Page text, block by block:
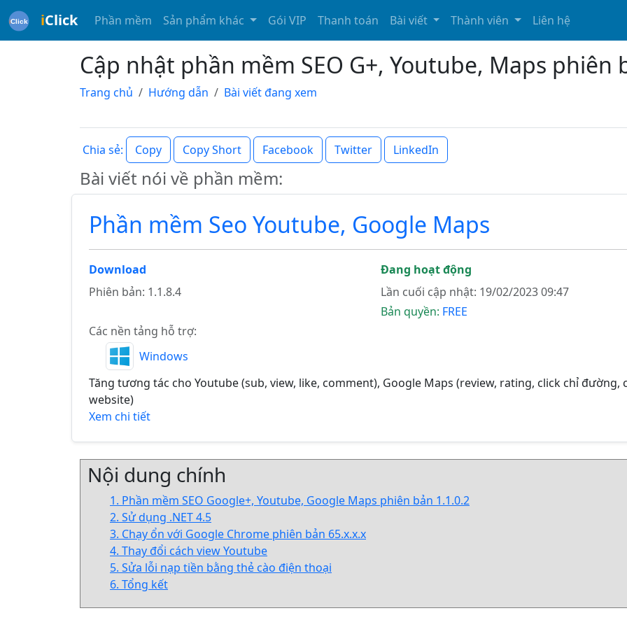
iClick Phần mềm Sản phẩm khác Gói VIP Thanh toán Bài viết Thành viên Liên hệ
Cập nhật phần mềm SEO G+, Youtube, Maps phiên
Trang chủ Hướng dẫn Bài viết đang xem
Chia sẻ: Copy Copy Short Facebook Twitter LinkedIn
Bài viết nói về phần mềm:
Phần mềm Seo Youtube, Google Maps
Download
Đang hoạt động
Phiên bản: 1.1.8.4
Lần cuối cập nhật: 19/02/2023 09:47
Bản quyền: FREE
Các nền tảng hỗ trợ:
Windows
Tăng tương tác cho Youtube (sub, view, like, comment), Google Maps (review, rating, click chỉ đường,
website)
Xem chi tiết
Nội dung chính
1. Phần mềm SEO Google+, Youtube, Google Maps phiên bản 1.1.0.2
2. Sử dụng .NET 4.5
3. Chạy ổn với Google Chrome phiên bản 65.x.x.x
4. Thay đổi cách view Youtube
5. Sửa lỗi nạp tiền bằng thẻ cào điện thoại
6. Tổng kết